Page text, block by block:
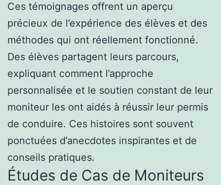
Ces témoignages offrent un aperçu
précieux de l’expérience des élèves et des
méthodes qui ont réellement fonctionné.
Des élèves partagent leurs parcours,
expliquant comment l’approche
personnalisée et le soutien constant de leur
moniteur les ont aidés à réussir leur permis
de conduire. Ces histoires sont souvent
ponctuées d’anecdotes inspirantes et de
conseils pratiques.
Études de Cas de Moniteurs